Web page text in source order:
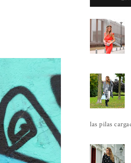
las pilas